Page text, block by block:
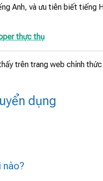
Anh, và ưu tiên biết tiếng
thực thụ
trên trang web chính
dụng
nào?